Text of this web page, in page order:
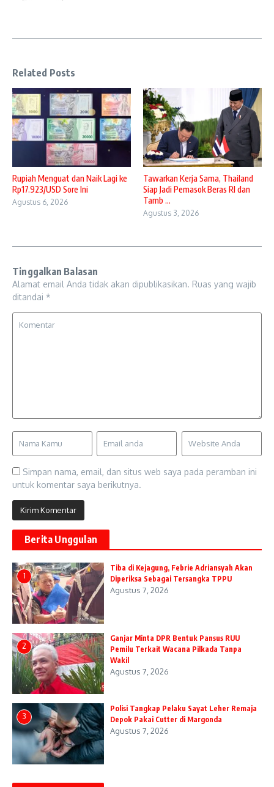
Related Posts
Rupiah Menguat dan Naik Lagi ke
Rp17.923/USD Sore Ini
Agustus 6, 2026
Tawarkan Kerja Sama, Thailand
Siap Jadi Pemasok Beras RI dan
Tamb ...
Agustus 3, 2026
Tinggalkan Balasan
Alamat email Anda tidak akan dipublikasikan. Ruas yang wajib
ditandai *
Simpan nama, email, dan situs web saya pada peramban ini
untuk komentar saya berikutnya.
Berita Unggulan
1
Tiba di Kejagung, Febrie Adriansyah Akan
Diperiksa Sebagai Tersangka TPPU
Agustus 7, 2026
2
Ganjar Minta DPR Bentuk Pansus RUU
Pemilu Terkait Wacana Pilkada Tanpa
Wakil
Agustus 7, 2026
3
Polisi Tangkap Pelaku Sayat Leher Remaja
Depok Pakai Cutter di Margonda
Agustus 7, 2026